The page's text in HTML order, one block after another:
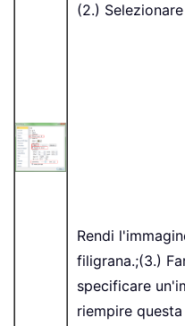
(2.)
Rendi
filigrana.;(3.)
specificare
riempire